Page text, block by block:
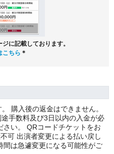
に記載しております。
こちら ＊
購入後の返金はできません。
手数料及び3日以内の入金が必
い。 QRコードチケットをお
可 出演者変更による払い戻し
間は急遽変更になる可能性がご